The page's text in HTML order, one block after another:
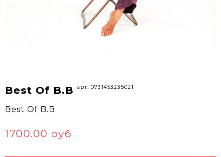
Best Of B.B арт. 0731453235021
Best Of B.B
1700.00 руб